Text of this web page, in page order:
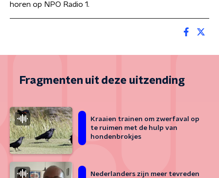
horen op NPO Radio 1.
Fragmenten uit deze uitzending
Kraaien trainen om zwerfaval op
te ruimen met de hulp van
hondenbrokjes
Nederlanders zijn meer tevreden